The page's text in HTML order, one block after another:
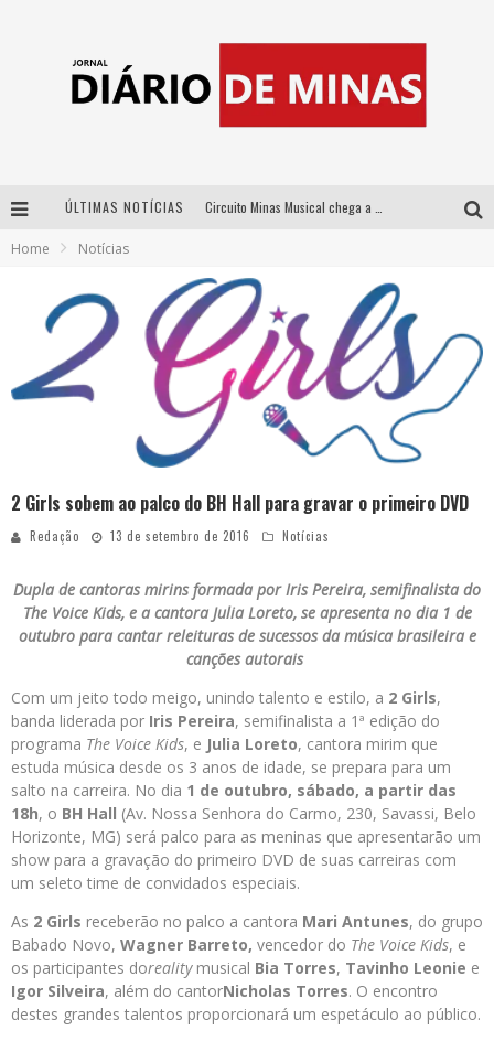
ÚLTIMAS NOTÍCIAS
No clima do Hexa: “Passinho do Brasil”, da DJ Danny Albuquerque, é a música que embala a torcida brasileira na Copa do Mundo 2026
Yan traz a turnê nacional do PagodYANdo para Belo Horizonte
Home Notícias
2 Girls sobem ao palco do BH Hall para gravar o primeiro DVD
Redação 13 de setembro de 2016 Notícias
Dupla de cantoras mirins formada por Iris Pereira, semifinalista do
The Voice Kids, e a cantora Julia Loreto, se apresenta no dia 1 de
outubro para cantar releituras de sucessos da música brasileira e
canções autorais
Com um jeito todo meigo, unindo talento e estilo, a 2 Girls,
banda liderada por Iris Pereira, semifinalista a 1ª edição do
programa The Voice Kids, e Julia Loreto, cantora mirim que
estuda música desde os 3 anos de idade, se prepara para um
salto na carreira. No dia 1 de outubro, sábado, a partir das
18h, o BH Hall (Av. Nossa Senhora do Carmo, 230, Savassi, Belo
Horizonte, MG) será palco para as meninas que apresentarão um
show para a gravação do primeiro DVD de suas carreiras com
um seleto time de convidados especiais.
As 2 Girls receberão no palco a cantora Mari Antunes, do grupo
Babado Novo, Wagner Barreto, vencedor do The Voice Kids, e
os participantes doreality musical Bia Torres, Tavinho Leonie e
Igor Silveira, além do cantorNicholas Torres. O encontro
destes grandes talentos proporcionará um espetáculo ao público.